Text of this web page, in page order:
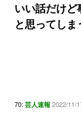
いい話だけ
と思ってしま
70: 芸人速報 2022/11/